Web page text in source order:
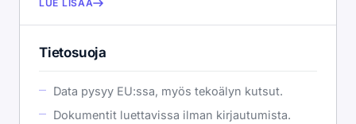
LUE LISÄÄ
Tietosuoja
Data pysyy EU:ssa, myös tekoälyn kutsut.
Dokumentit luettavissa ilman kirjautumista.